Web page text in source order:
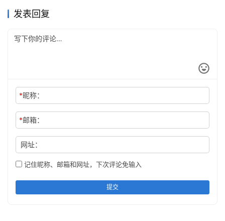
发表回复
* 昵称：
* 邮箱：
网址：
记住昵称、邮箱和网址，下次评论免输入
提交